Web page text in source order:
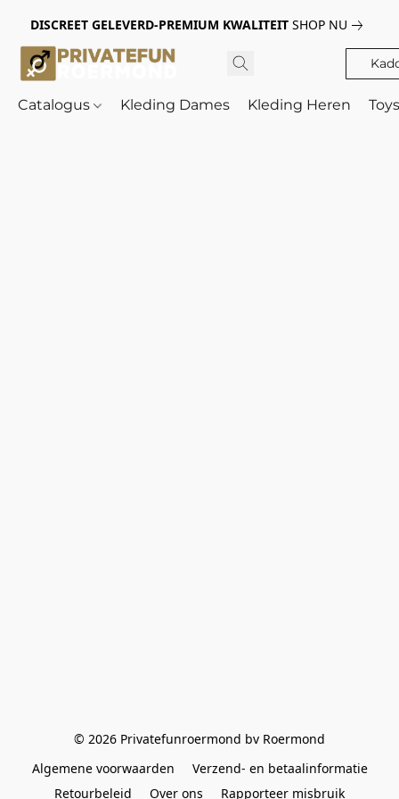
DISCREET GELEVERD-PREMIUM KWALITEIT SHOP NU
Catalogus Kleding Dames Kleding Heren
© 2026 Privatefunroermond bv Roermond
Algemene voorwaarden
Verzend- en betaalinformatie
Retourbeleid
Over ons Rapporteer misbruik